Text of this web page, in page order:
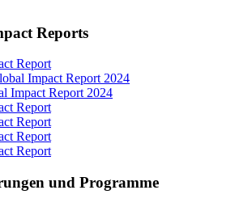
Reports
Report
Impact Report 2024
Impact Report 2024
Report
Report
Report
Report
und Programme